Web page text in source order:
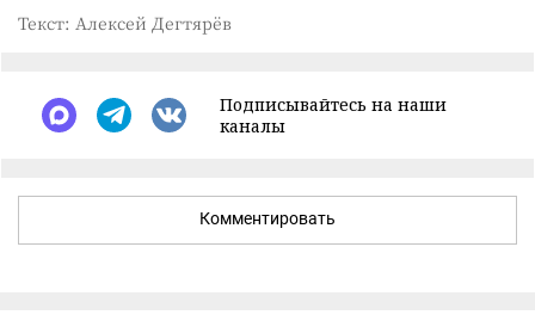
Текст: Алексей Дегтярёв
Подписывайтесь на наши
каналы
Комментировать